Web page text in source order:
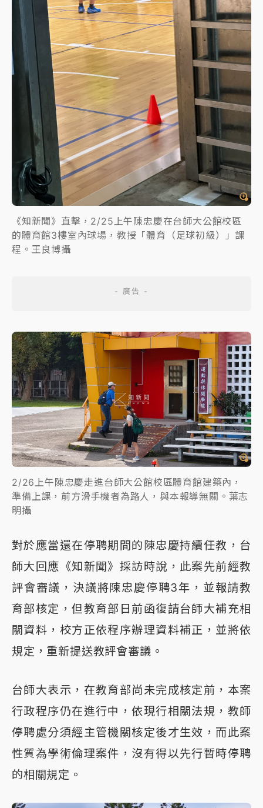
《知新聞》直擊，2/25上午陳忠慶在台師大公館校區
的體育館3樓室內球場，教授「體育（足球初級）」課
程。王良博攝
2/26上午陳忠慶走進台師大公館校區體育館建築內，
準備上課，前方滑手機者為路人，與本報導無關。葉志
明攝
對於應當還在停聘期間的陳忠慶持續任教，台
師大回應《知新聞》採訪時說，此案先前經教
評會審議，決議將陳忠慶停聘3年，並報請教
育部核定，但教育部日前函復請台師大補充相
關資料，校方正依程序辦理資料補正，並將依
規定，重新提送教評會審議。
台師大表示，在教育部尚未完成核定前，本案
行政程序仍在進行中，依現行相關法規，教師
停聘處分須經主管機關核定後才生效，而此案
性質為學術倫理案件，沒有得以先行暫時停聘
的相關規定。